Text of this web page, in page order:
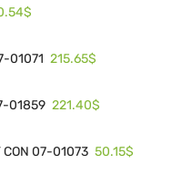
01071 215.65$
01859 221.40$
CON 07-01073 50.15$